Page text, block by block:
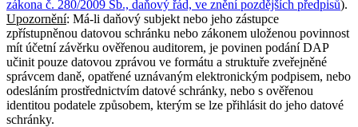
zákona č. 280/2009 Sb., daňový řád, ve znění pozdějších předpisů).
Upozornění: Má-li daňový subjekt nebo jeho zástupce
zpřístupněnou datovou schránku nebo zákonem uloženou povinnost
mít účetní závěrku ověřenou auditorem, je povinen podání DAP
učinit pouze datovou zprávou ve formátu a struktuře zveřejněné
správcem daně, opatřené uznávaným elektronickým podpisem, nebo
odesláním prostřednictvím datové schránky, nebo s ověřenou
identitou podatele způsobem, kterým se lze přihlásit do jeho datové
schránky.